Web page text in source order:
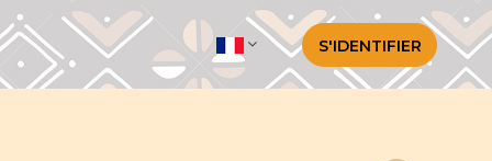
S'IDENTIFIER